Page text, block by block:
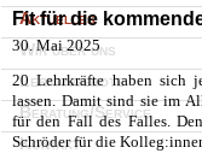
Aktuelles
Wir über uns
Lernangebote
Beratung/Service
Kontakt
Fit für die
30. Mai 2025
20 Lehrkräfte haben sich
lassen. Damit sind sie im
für den Fall des Falles.
Schröder für die